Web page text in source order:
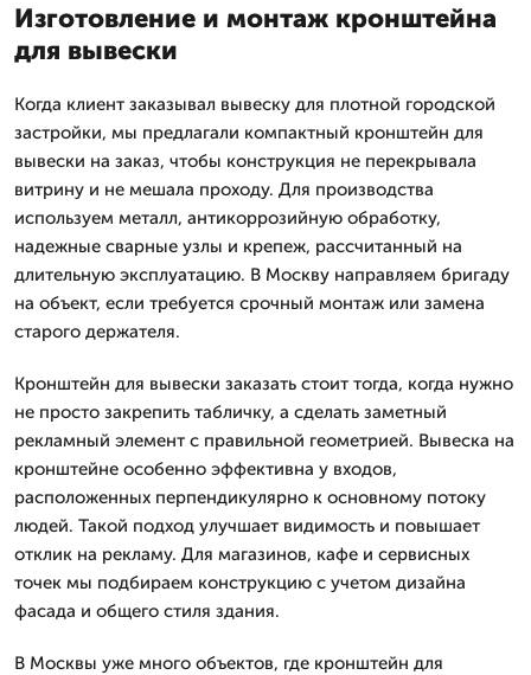
Изготовление и монтаж кронштейна
для вывески
Когда клиент заказывал вывеску для плотной городской
застройки, мы предлагали компактный кронштейн для
вывески на заказ, чтобы конструкция не перекрывала
витрину и не мешала проходу. Для производства
используем металл, антикоррозийную обработку,
надежные сварные узлы и крепеж, рассчитанный на
длительную эксплуатацию. В Москву направляем бригаду
на объект, если требуется срочный монтаж или замена
старого держателя.
Кронштейн для вывески заказать стоит тогда, когда нужно
не просто закрепить табличку, а сделать заметный
рекламный элемент с правильной геометрией. Вывеска на
кронштейне особенно эффективна у входов,
расположенных перпендикулярно к основному потоку
людей. Такой подход улучшает видимость и повышает
отклик на рекламу. Для магазинов, кафе и сервисных
точек мы подбираем конструкцию с учетом дизайна
фасада и общего стиля здания.
В Москвы уже много объектов, где кронштейн для